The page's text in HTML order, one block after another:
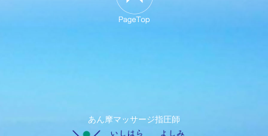
あん摩マッサージ指圧師